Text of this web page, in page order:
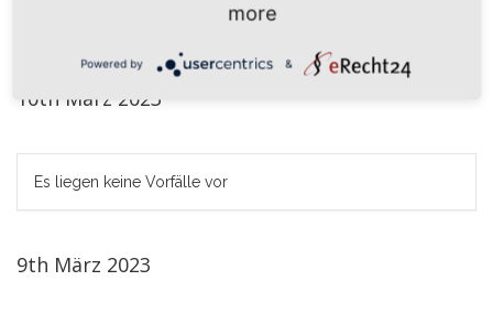
10th März 2023
Es liegen keine Vorfälle vor
9th März 2023
more
Powered by &